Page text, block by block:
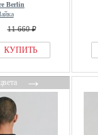
Berlin
11 660 ₽
КУПИТЬ
→